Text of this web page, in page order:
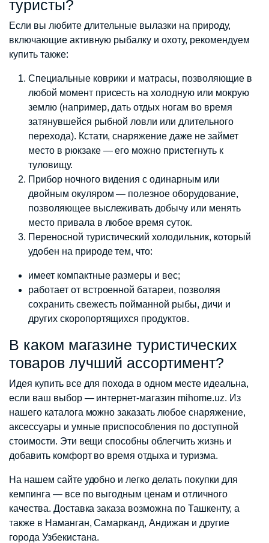
туристы?
Если вы любите длительные вылазки на природу,
включающие активную рыбалку и охоту, рекомендуем
купить также:
Специальные коврики и матрасы, позволяющие в
любой момент присесть на холодную или мокрую
землю (например, дать отдых ногам во время
затянувшейся рыбной ловли или длительного
перехода). Кстати, снаряжение даже не займет
место в рюкзаке — его можно пристегнуть к
туловищу.
Прибор ночного видения с одинарным или
двойным окуляром — полезное оборудование,
позволяющее выслеживать добычу или менять
место привала в любое время суток.
Переносной туристический холодильник, который
удобен на природе тем, что:
имеет компактные размеры и вес;
работает от встроенной батареи, позволяя
сохранить свежесть пойманной рыбы, дичи и
других скоропортящихся продуктов.
В каком магазине туристических
товаров лучший ассортимент?
Идея купить все для похода в одном месте идеальна,
если ваш выбор — интернет-магазин mihome.uz. Из
нашего каталога можно заказать любое снаряжение,
аксессуары и умные приспособления по доступной
стоимости. Эти вещи способны облегчить жизнь и
добавить комфорт во время отдыха и туризма.
На нашем сайте удобно и легко делать покупки для
кемпинга — все по выгодным ценам и отличного
качества. Доставка заказа возможна по Ташкенту, а
также в Наманган, Самарканд, Андижан и другие
города Узбекистана.